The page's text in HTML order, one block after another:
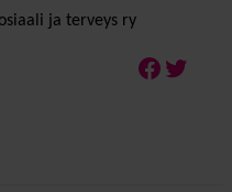
ja terveys ry